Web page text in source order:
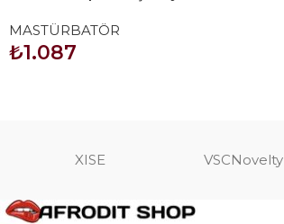
MASTÜRBATÖR
₺1.087
XISE VSCNovelty